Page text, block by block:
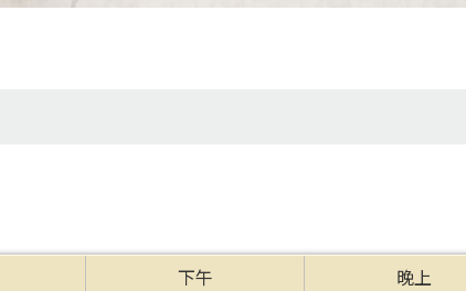
下午
晚上